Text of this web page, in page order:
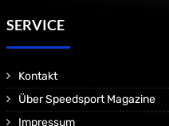
SERVICE
Kontakt
Über Speedsport Magazine
Impressum